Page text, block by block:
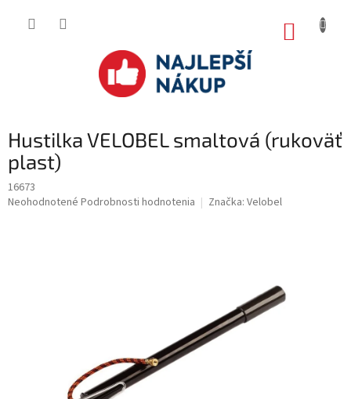
Hustilka VELOBEL smaltová (rukoväť
plast)
16673
Priemerné
Neohodnotené Podrobnosti hodnotenia Značka: Velobel